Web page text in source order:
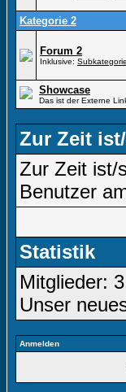
Kategorie 2
Forum 2
Inklusive:
Showcase
Das ist der Externe
Zur Zeit
Zur Zeit ist/
Benutzer
Statistik
Mitglieder:
Unser
Anmelden